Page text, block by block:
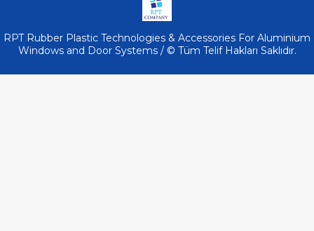
RPT Rubber Plastic Technologies & Accessories For Aluminium
Windows and Door Systems / © Tüm Telif Hakları Saklıdır.